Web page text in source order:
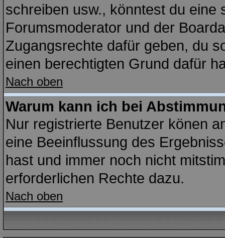
schreiben usw., könntest du eine
Forumsmoderator und der
Zugangsrechte dafür geben, du
einen berechtigten Grund dafür
Nach oben
Warum kann ich bei
Nur registrierte Benutzer könen
eine Beeinflussung des
hast und immer noch nicht
erforderlichen Rechte dazu.
Nach oben